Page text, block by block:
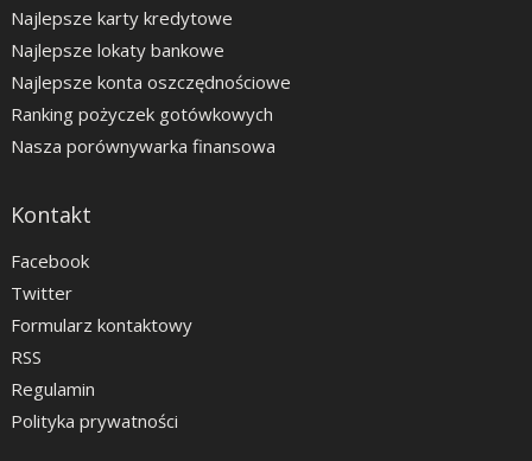
Najlepsze karty kredytowe
Najlepsze lokaty bankowe
Najlepsze konta oszczędnościowe
Ranking pożyczek gotówkowych
Nasza porównywarka finansowa
Kontakt
Facebook
Twitter
Formularz kontaktowy
RSS
Regulamin
Polityka prywatności